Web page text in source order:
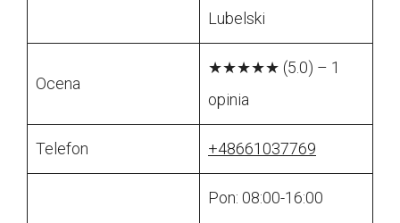
Lubelski
Ocena
★★★★★ (5.0) – 1
opinia
Telefon +48661037769
Pon: 08:00-16:00